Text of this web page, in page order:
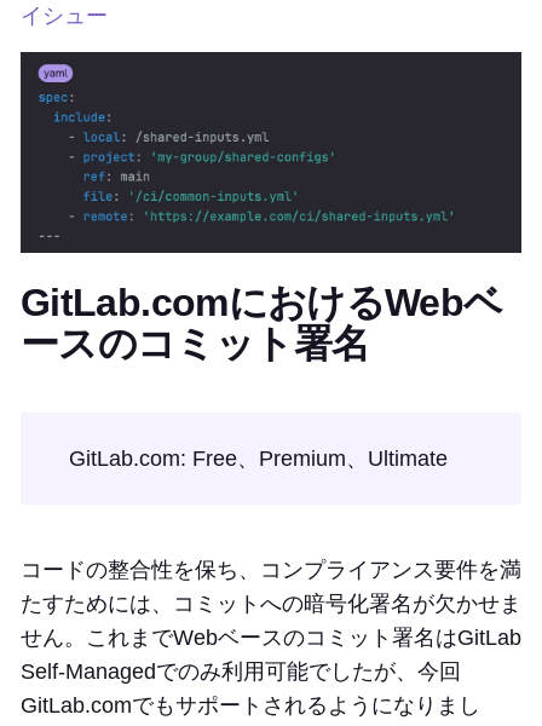
イシュー
GitLab.comにおけるWebベ
ースのコミット署名
GitLab.com: Free、Premium、Ultimate
コードの整合性を保ち、コンプライアンス要件を満
たすためには、コミットへの暗号化署名が欠かせま
せん。これまでWebベースのコミット署名はGitLab
Self-Managedでのみ利用可能でしたが、今回
GitLab.comでもサポートされるようになりまし